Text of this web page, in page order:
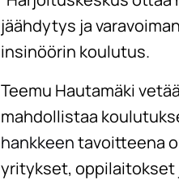
jäähdytys ja
insinöörin koulutus.
Teemu Hautamäki
mahdollistaa
hankkeentavoitteena
yritykset, oppilaitokset